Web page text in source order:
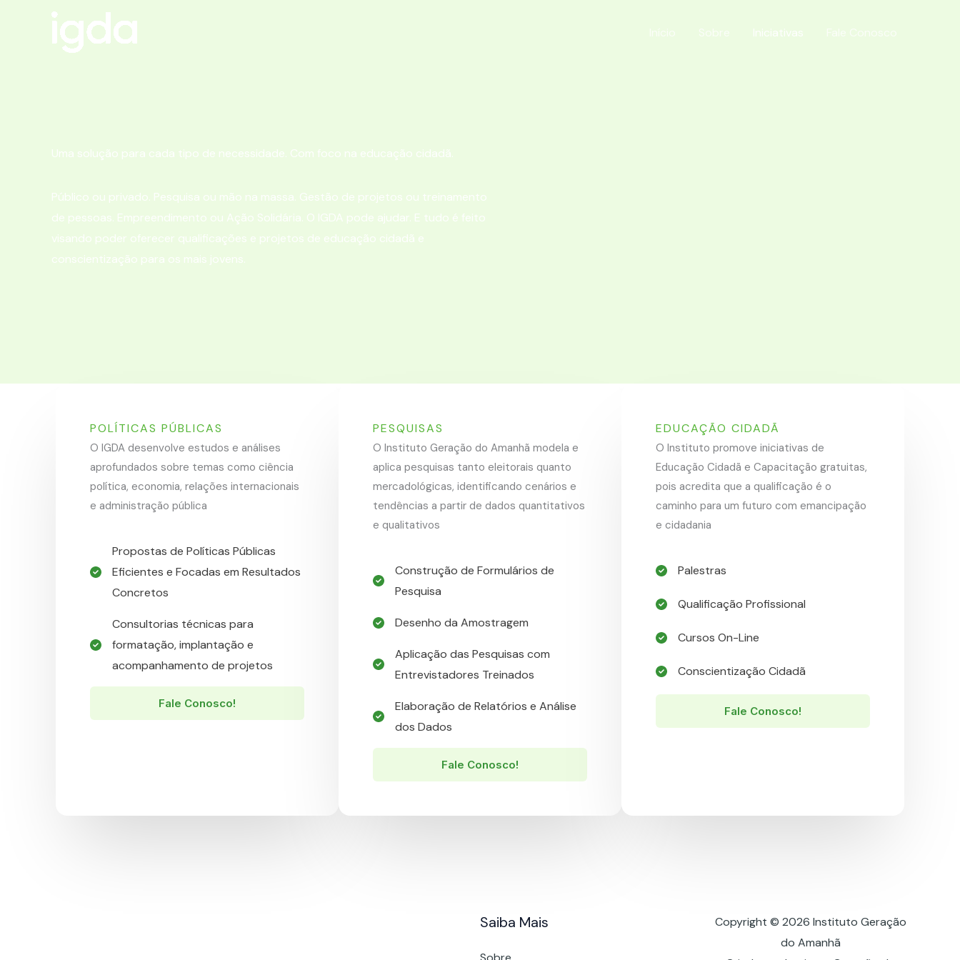
Iniciativas
Uma solução para cada tipo de necessidade. Com foco na educação cidadã.
Público ou privado. Pesquisa ou mão na massa. Gestão de projetos ou treinamento
de pessoas. Empreendimento ou Ação Solidária. O IGDA pode ajudar. E tudo é feito
visando poder oferecer qualificações e projetos de educação cidadã e
conscientização para os mais jovens.
POLÍTICAS PÚBLICAS
O IGDA desenvolve estudos e análises
aprofundados sobre temas como ciência
política, economia, relações internacionais
e administração pública
Propostas de Políticas Públicas
Eficientes e Focadas em Resultados
Concretos​
Consultorias técnicas para
formatação, implantação e
acompanhamento de projetos​
Fale Conosco!
PESQUISAS
O Instituto Geração do Amanhã modela e
aplica pesquisas tanto eleitorais quanto
mercadológicas, identificando cenários e
tendências a partir de dados quantitativos
e qualitativos
Construção de Formulários de
Pesquisa​
Desenho da Amostragem​
Aplicação das Pesquisas com
Entrevistadores Treinados​
Elaboração de Relatórios e Análise
dos Dados​
Fale Conosco!
EDUCAÇÃO CIDADÃ
O Instituto promove iniciativas de
Educação Cidadã e Capacitação gratuitas,
pois acredita que a qualificação é o
caminho para um futuro com emancipação
e cidadania
Palestras​
Qualificação Profissional​
Cursos On-Line​
Conscientização Cidadã​
Fale Conosco!
Saiba Mais
Copyright © 2026 Instituto Geração
do Amanhã